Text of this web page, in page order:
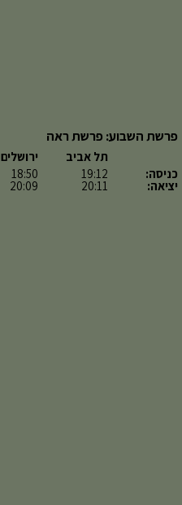
פרשת השבוע: פרשת ראה
כניסה:
יציאה:
תל אביב
19:12
20:11
ירושלים
18:50
20:09